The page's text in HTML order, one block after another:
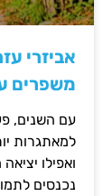
אביזרי
משפרים
עם השנים,
למאתגרות
ואפילו
נכנסים